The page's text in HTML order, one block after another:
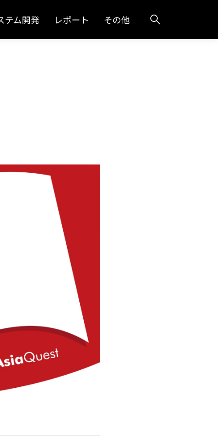
テム開発 レポート その他